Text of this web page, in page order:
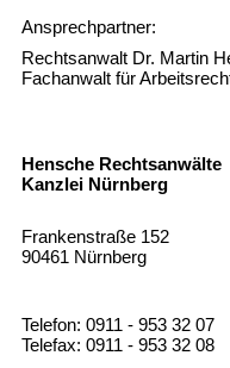
Ansprechpartner:
Rechtsanwalt Dr. Martin
Fachanwalt für
Hensche Rechtsanwälte
Kanzlei Nürnberg
Frankenstraße 152
90461 Nürnberg
Telefon: 0911 - 953 32 07
Telefax: 0911 - 953 32 08